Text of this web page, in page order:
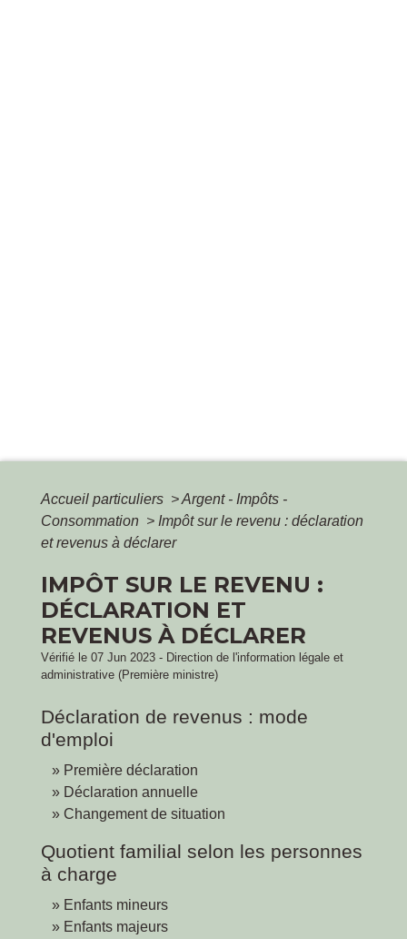
Accueil particuliers >Argent - Impôts -
Consommation > Impôt sur le revenu : déclaration
et revenus à déclarer
IMPÔT SUR LE REVENU :
DÉCLARATION ET
REVENUS À DÉCLARER
Vérifié le 07 Jun 2023 - Direction de l'information légale et
administrative (Première ministre)
Déclaration de revenus : mode
d'emploi
Première déclaration
Déclaration annuelle
Changement de situation
Quotient familial selon les personnes
à charge
Enfants mineurs
Enfants majeurs